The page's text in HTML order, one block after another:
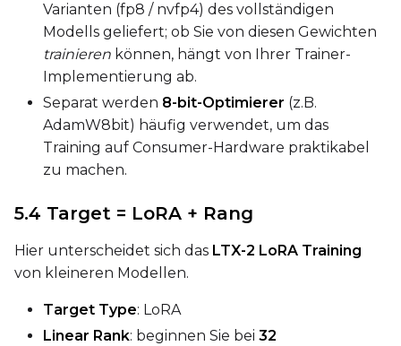
Varianten (fp8 / nvfp4) des vollständigen
Modells geliefert; ob Sie von diesen Gewichten
trainieren können, hängt von Ihrer Trainer-
Implementierung ab.
Separat werden 8-bit-Optimierer (z.B.
AdamW8bit) häufig verwendet, um das
Training auf Consumer-Hardware praktikabel
zu machen.
5.4 Target = LoRA + Rang
Hier unterscheidet sich das LTX-2 LoRA Training
von kleineren Modellen.
Target Type: LoRA
Linear Rank: beginnen Sie bei 32